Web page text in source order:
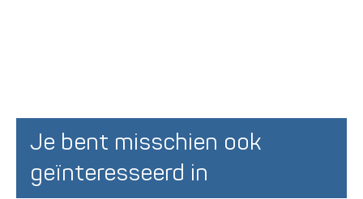
Je bent misschien ook
geïnteresseerd in